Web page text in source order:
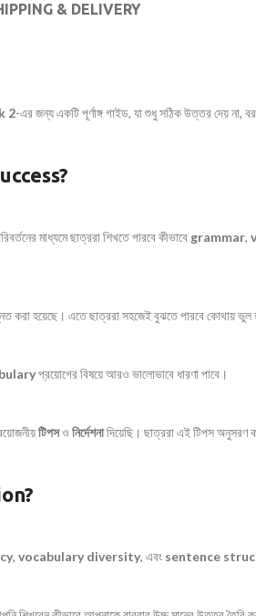
& DELIVERY
2-এর জন্য একটি পূর্ণাঙ্গ গাইড, যা শুধু সঠিক উত্তর দেয় না,
মাধ্যমে ছাত্ররা শিখতে পারবে কীভাবে grammar,
করা হয়েছে। এতে ছাত্ররা সহজেই বুঝতে পারবে কোথায় ভুল
প্রয়োগের বিষয়ে আরও ভালোভাবে ধারণা পাবে।
টিপসও নির্দেশনাদিয়েছি। ছাত্ররা এই টিপস অনুসরণ
, vocabulary diversity, এবং sentence